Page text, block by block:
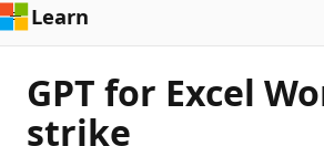
Learn
GPT for Excel
strike